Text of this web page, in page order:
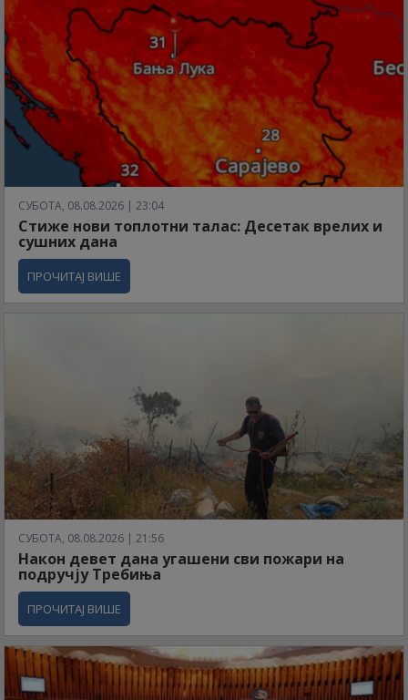
СУБОТА, 08.08.2026 | 23:04
Стиже нови топлотни талас: Десетак врелих и
сушних дана
ПРОЧИТАЈ ВИШЕ
СУБОТА, 08.08.2026 | 21:56
Након девет дана угашени сви пожари на
подручју Требиња
ПРОЧИТАЈ ВИШЕ